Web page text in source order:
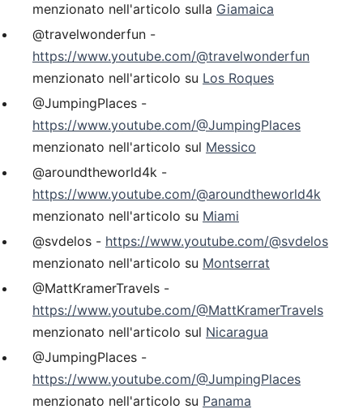
menzionato nell'articolo sulla Giamaica
@travelwonderfun -
https://www.youtube.com/@travelwonderfun
menzionato nell'articolo su Los Roques
@JumpingPlaces -
https://www.youtube.com/@JumpingPlaces
menzionato nell'articolo sul Messico
@aroundtheworld4k -
https://www.youtube.com/@aroundtheworld4k
menzionato nell'articolo su Miami
@svdelos - https://www.youtube.com/@svdelos
menzionato nell'articolo su Montserrat
@MattKramerTravels -
https://www.youtube.com/@MattKramerTravels
menzionato nell'articolo sul Nicaragua
@JumpingPlaces -
https://www.youtube.com/@JumpingPlaces
menzionato nell'articolo su Panama